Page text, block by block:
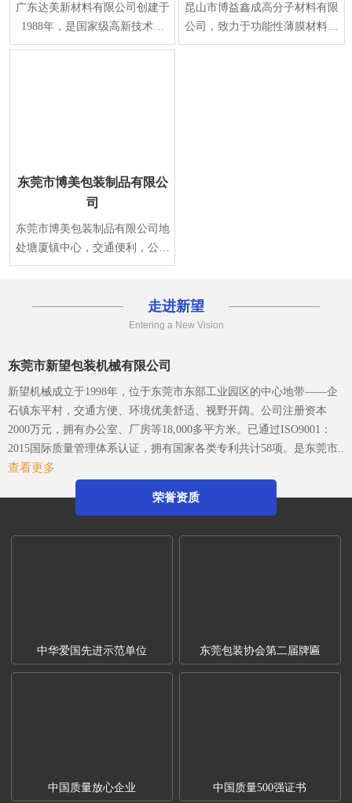
广东达美新材料有限公司创建于
1988年，是国家级高新技术企
业，专业研发、生产表面保护系
昆山市博益鑫成高分子材料有限
公司，致力于功能性薄膜材料及
涂覆技术的研发与生产，是国家
东莞市博美包装制品有限公
司
东莞市博美包装制品有限公司地
处塘厦镇中心，交通便利，公司
环境优美。本公司创建于1994
走进新望
Entering a New Vision
东莞市新望包装机械有限公司
新望机械成立于1998年，位于东莞市东部工业园区的中心地带——企
石镇东平村，交通方便、环境优美舒适、视野开阔。公司注册资本
2000万元，拥有办公室、厂房等18,000多平方米。已通过ISO9001：
2015国际质量管理体系认证，拥有国家各类专利共计58项。是东莞市
企石镇工商联副会长单位、东莞市企石镇文学艺术界联合会副主席单
位、东莞市环保包装行业协会副会长单位、东莞市数控装备行业协会
第二届会长单位、广东省包装技术协会常务理事单位、广东省胶粘剂
查看更多
荣誉资质
中华爱国先进示范单位 东莞包装协会第二届牌匾
中国质量放心企业 中国质量500强证书